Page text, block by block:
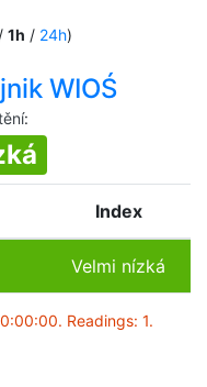
/ 1h / 24h)
WIOŚ
:
Index
Velmi nízká
Readings: 1.